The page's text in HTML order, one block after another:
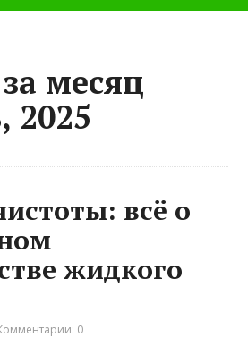
месяц
2025
всё о
жидкого
0